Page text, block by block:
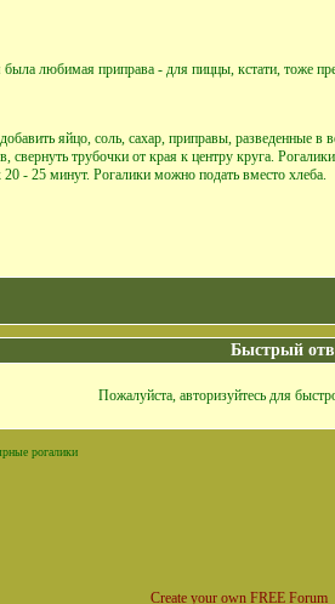
любимая приправа - для пиццы, кстати, тоже
яйцо, соль, сахар, приправы,
свернуть трубочки от края к центру круга.
20 - 25 минут. Рогалики можно подать вместо хлеба.
Быстрый
Пожалуйста, авторизуйтесь для
рогалики
Create your own FREE Forum